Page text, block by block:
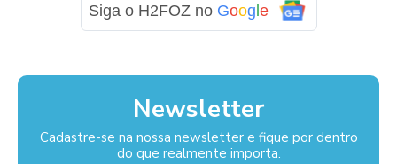
Siga o H2FOZ no Goog e
Newsletter
Cadastre-se na nossa newsletter e fique por dentro
do que realmente importa.